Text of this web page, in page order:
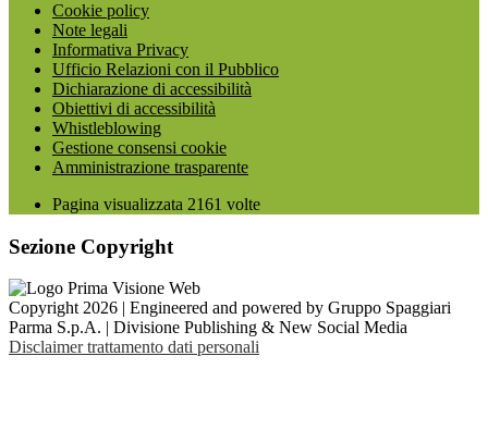
Cookie policy
Note legali
Informativa Privacy
Ufficio Relazioni con il Pubblico
Dichiarazione di accessibilità
Obiettivi di accessibilità
Whistleblowing
Gestione consensi cookie
Amministrazione trasparente
Pagina visualizzata 2161 volte
Sezione Copyright
Copyright 2026 | Engineered and powered by Gruppo Spaggiari
Parma S.p.A. | Divisione Publishing & New Social Media
Disclaimer trattamento dati personali